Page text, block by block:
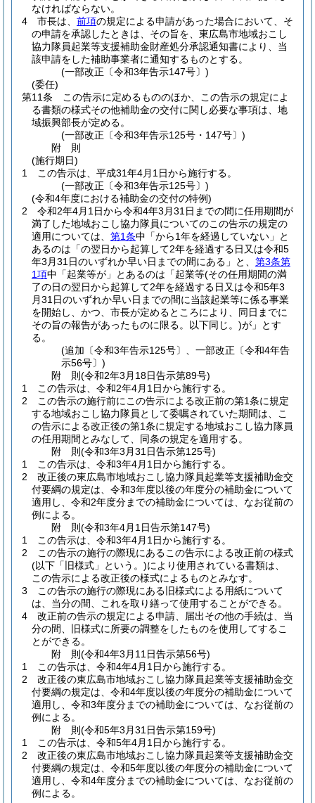
なければならない。
4
市長は、 前項の規定による申請があった場合において、そ
の申請を承認したときは、その旨を、東広島市地域おこし
協力隊員起業等支援補助金財産処分承認通知書により、当
該申請をした補助事業者に通知するものとする。
(一部改正〔令和3年告示147号〕)
(委任)
第11条
この告示に定めるもののほか、この告示の規定によ
る書類の様式その他補助金の交付に関し必要な事項は、地
域振興部長が定める。
(一部改正〔令和3年告示125号・147号〕)
附 則
(施行期日)
1
この告示は、平成31年4月1日から施行する。
(一部改正〔令和3年告示125号〕)
(令和4年度における補助金の交付の特例)
2
令和2年4月1日から令和4年3月31日までの間に任用期間が
満了した地域おこし協力隊員についてのこの告示の規定の
適用については、 第1条中「から1年を経過していない」と
あるのは「の翌日から起算して2年を経過する日又は令和5
年3月31日のいずれか早い日までの間にある」と、 第3条第
1項中「起業等が」とあるのは「起業等(その任用期間の満
了の日の翌日から起算して2年を経過する日又は令和5年3
月31日のいずれか早い日までの間に当該起業等に係る事業
を開始し、かつ、市長が定めるところにより、同日までに
その旨の報告があったものに限る。以下同じ。)が」とす
る。
(追加〔令和3年告示125号〕、一部改正〔令和4年告
示56号〕)
附 則(令和2年3月18日告示第89号)
1
この告示は、令和2年4月1日から施行する。
2
この告示の施行前にこの告示による改正前の第1条に規定
する地域おこし協力隊員として委嘱されていた期間は、こ
の告示による改正後の第1条に規定する地域おこし協力隊員
の任用期間とみなして、同条の規定を適用する。
附 則(令和3年3月31日告示第125号)
1
この告示は、令和3年4月1日から施行する。
2
改正後の東広島市地域おこし協力隊員起業等支援補助金交
付要綱の規定は、令和3年度以後の年度分の補助金について
適用し、令和2年度分までの補助金については、なお従前の
例による。
附 則(令和3年4月1日告示第147号)
1
この告示は、令和3年4月1日から施行する。
2
この告示の施行の際現にあるこの告示による改正前の様式
(以下「旧様式」という。)により使用されている書類は、
この告示による改正後の様式によるものとみなす。
3
この告示の施行の際現にある旧様式による用紙について
は、当分の間、これを取り繕って使用することができる。
4
改正前の告示の規定による申請、届出その他の手続は、当
分の間、旧様式に所要の調整をしたものを使用してするこ
とができる。
附 則(令和4年3月11日告示第56号)
1
この告示は、令和4年4月1日から施行する。
2
改正後の東広島市地域おこし協力隊員起業等支援補助金交
付要綱の規定は、令和4年度以後の年度分の補助金について
適用し、令和3年度分までの補助金については、なお従前の
例による。
附 則(令和5年3月31日告示第159号)
1
この告示は、令和5年4月1日から施行する。
2
改正後の東広島市地域おこし協力隊員起業等支援補助金交
付要綱の規定は、令和5年度以後の年度分の補助金について
適用し、令和4年度分までの補助金については、なお従前の
例による。